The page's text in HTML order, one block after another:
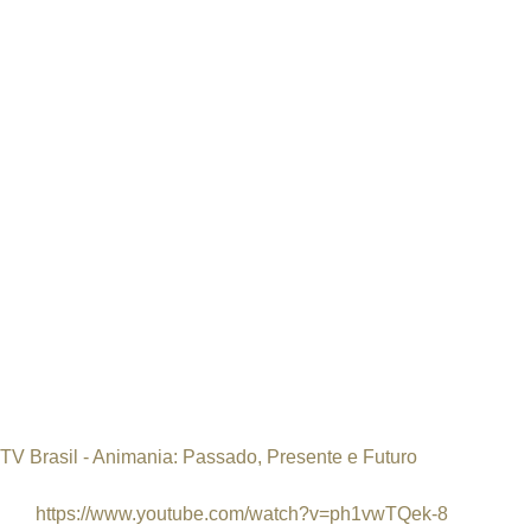
TV Brasil - Animania: Passado, Presente e Futuro
https://www.youtube.com/watch?v=ph1vwTQek-8